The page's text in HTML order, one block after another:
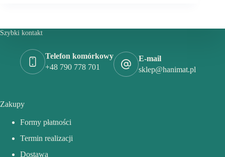
Szybki kontakt
Telefon komórkowy
+48 790 778 701
E-mail
sklep@hanimat.pl
Zakupy
Formy płatności
Termin realizacji
Dostawa